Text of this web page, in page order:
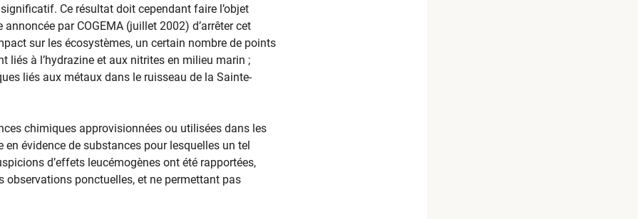
Ce résultat doit cependant faire l’objet
par COGEMA (juillet 2002) d’arrêter cet
sur les écosystèmes, un certain nombre de points
liés à l’hydrazine et aux nitrites en milieu marin ;
liés aux métaux dans le ruisseau de la Sainte-
chimiques approvisionnées ou utilisées dans les
évidence de substances pour lesquelles un tel
d’effets leucémogènes ont été rapportées,
observations ponctuelles, et ne permettant pas